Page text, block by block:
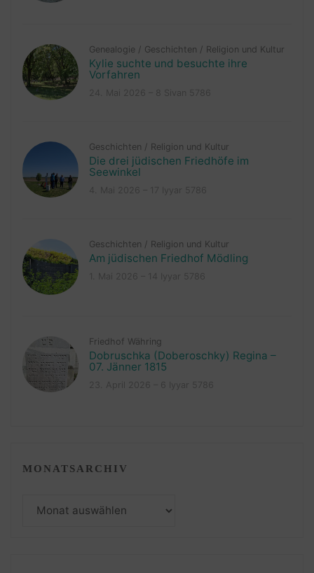
Genealogie / Geschichten / Religion und Kultur
Kylie suchte und besuchte ihre
Vorfahren
Geschichten / Religion und Kultur
Die drei jüdischen Friedhöfe im
Seewinkel
Geschichten / Religion und Kultur
Am jüdischen Friedhof Mödling
Friedhof Währing
Dobruschka (Doberoschky) Regina –
07. Jänner 1815
MONATSARCHIV